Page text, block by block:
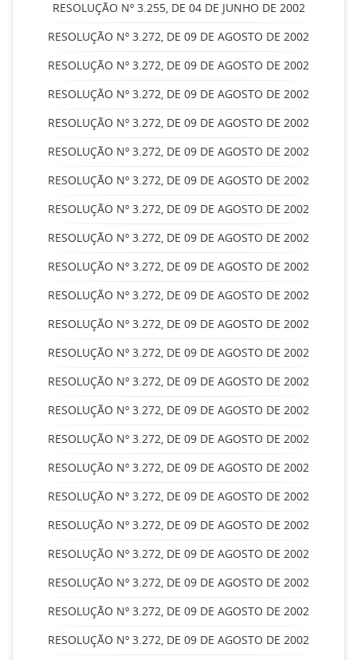
RESOLUÇÃO Nº 3.255, DE 04 DE JUNHO DE 2002
RESOLUÇÃO Nº 3.272, DE 09 DE AGOSTO DE 2002
RESOLUÇÃO Nº 3.272, DE 09 DE AGOSTO DE 2002
RESOLUÇÃO Nº 3.272, DE 09 DE AGOSTO DE 2002
RESOLUÇÃO Nº 3.272, DE 09 DE AGOSTO DE 2002
RESOLUÇÃO Nº 3.272, DE 09 DE AGOSTO DE 2002
RESOLUÇÃO Nº 3.272, DE 09 DE AGOSTO DE 2002
RESOLUÇÃO Nº 3.272, DE 09 DE AGOSTO DE 2002
RESOLUÇÃO Nº 3.272, DE 09 DE AGOSTO DE 2002
RESOLUÇÃO Nº 3.272, DE 09 DE AGOSTO DE 2002
RESOLUÇÃO Nº 3.272, DE 09 DE AGOSTO DE 2002
RESOLUÇÃO Nº 3.272, DE 09 DE AGOSTO DE 2002
RESOLUÇÃO Nº 3.272, DE 09 DE AGOSTO DE 2002
RESOLUÇÃO Nº 3.272, DE 09 DE AGOSTO DE 2002
RESOLUÇÃO Nº 3.272, DE 09 DE AGOSTO DE 2002
RESOLUÇÃO Nº 3.272, DE 09 DE AGOSTO DE 2002
RESOLUÇÃO Nº 3.272, DE 09 DE AGOSTO DE 2002
RESOLUÇÃO Nº 3.272, DE 09 DE AGOSTO DE 2002
RESOLUÇÃO Nº 3.272, DE 09 DE AGOSTO DE 2002
RESOLUÇÃO Nº 3.272, DE 09 DE AGOSTO DE 2002
RESOLUÇÃO Nº 3.272, DE 09 DE AGOSTO DE 2002
RESOLUÇÃO Nº 3.272, DE 09 DE AGOSTO DE 2002
RESOLUÇÃO Nº 3.272, DE 09 DE AGOSTO DE 2002